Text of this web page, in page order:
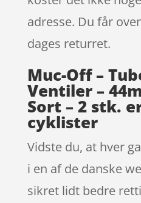
adresse. Du får
dages returret.
Muc-Off –
Ventiler –
Sort – 2 stk.
cyklister
Vidste du, at hver
i en af de danske
sikret lidt bedre